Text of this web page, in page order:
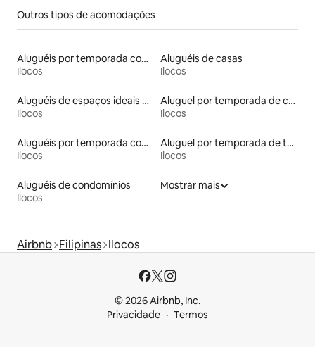
Outros tipos de acomodações
Aluguéis por temporada com acesso ao lago
Ilocos
Aluguéis de casas
Ilocos
Aluguéis de espaços ideais para famílias
Ilocos
Aluguel por temporada de casas na terra
Ilocos
Aluguéis por temporada com suítes privativas
Ilocos
Aluguel por temporada de tendas
Ilocos
Aluguéis de condomínios
Ilocos
Mostrar mais
Airbnb Filipinas Ilocos
© 2026 Airbnb, Inc.
Privacidade
Termos